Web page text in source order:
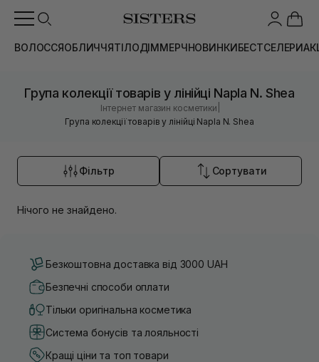
ВОЛОССЯОБЛИЧЧЯТІЛОДІММЕРЧНОВИНКИБЕСТСЕЛЕРИ
Група колекції товарів у лінійці Napla N. Shea
Інтернет магазин косметики
Група колекції товарів у лінійці Napla N. Shea
Фільтр Сортувати
Нічого не знайдено.
Безкоштовна доставка від 3000 UAH
Безпечні способи оплати
Тільки оригінальна косметика
Система бонусів та лояльності
Кращі ціни та топ товари